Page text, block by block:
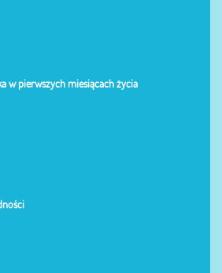
w pierwszych miesiącach życia